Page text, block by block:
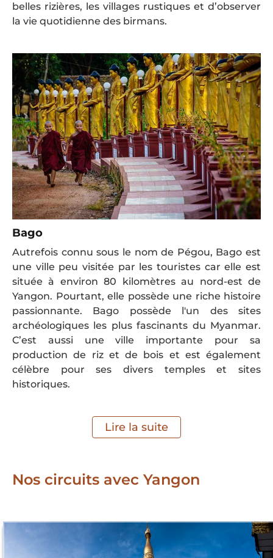
belles rizières, les villages rustiques et d’observer
la vie quotidienne des birmans.
Bago
Autrefois connu sous le nom de Pégou, Bago est
une ville peu visitée par les touristes car elle est
située à environ 80 kilomètres au nord-est de
Yangon. Pourtant, elle possède une riche histoire
passionnante. Bago possède l'un des sites
archéologiques les plus fascinants du Myanmar.
C’est aussi une ville importante pour sa
production de riz et de bois et est également
célèbre pour ses divers temples et sites
historiques.
Lire la suite
Nos circuits avec Yangon